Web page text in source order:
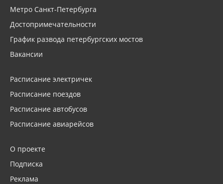
Метро Санкт-Петербурга
Достопримечательности
График развода петербургских мостов
Вакансии
Расписание электричек
Расписание поездов
Расписание автобусов
Расписание авиарейсов
О проекте
Подписка
Реклама